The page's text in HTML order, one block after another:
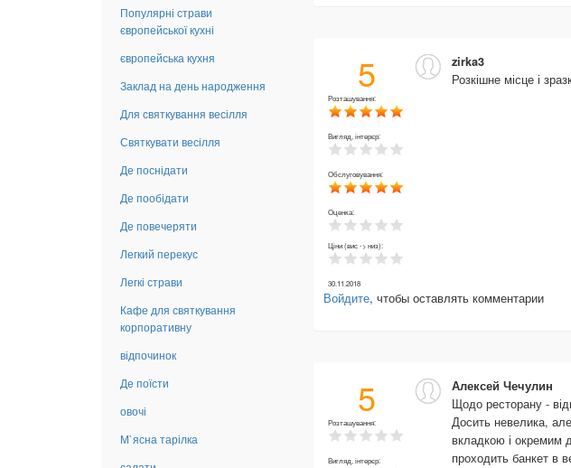
Популярні страви
європейської кухні
європейська кухня
Заклад на день народження
Для святкування весілля
Святкувати весілля
Де поснідати
Де пообідати
Де повечеряти
Легкий перекус
Легкі страви
Кафе для святкування
корпоративну
відпочинок
Де поїсти
овочі
М`ясна тарілка
5
Розташування:
Вигляд, інтерєр:
Обслуговування:
Оценка:
Ціни (вис -> низ):
zirka3
Розкішне місце і
30.11.2018
Войдите, чтобы оставлять комментарии
5
Розташування:
Вигляд, інтерєр:
Алексей Чечулин
Щодо ресторану -
Досить невелика,
вкладкою і
проходить банкет в